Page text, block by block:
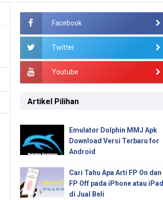
Facebook
Twitter
Youtube
Artikel Pilihan
Emulator Dolphin MMJ Apk
Download Versi Terbaru for
Android
Cari Tahu Apa Arti FP On dan
FP Off pada iPhone atau iPad
di Jual Beli